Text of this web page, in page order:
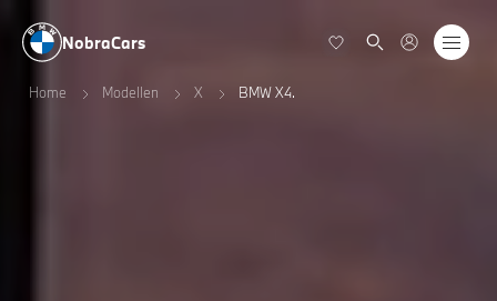
NobraCars
Home Modellen X BMW X4.